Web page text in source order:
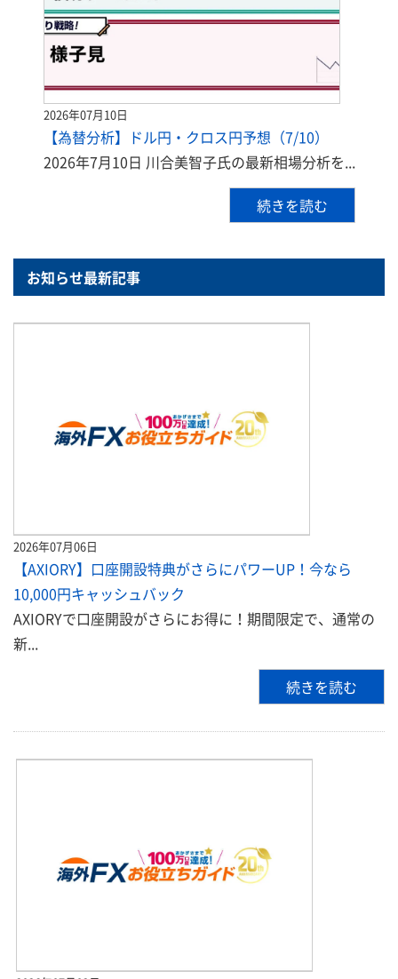
2026年07月10日
【為替分析】ドル円・クロス円予想（7/10）
2026年7月10日 川合美智子氏の最新相場分析を...
続きを読む
お知らせ最新記事
2026年07月06日
【AXIORY】口座開設特典がさらにパワーUP！今なら
10,000円キャッシュバック
AXIORYで口座開設がさらにお得に！期間限定で、通常の
新...
続きを読む